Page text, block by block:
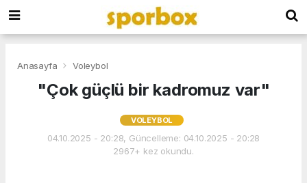
Anasayfa Voleybol
"Çok güçlü bir kadromuz var"
VOLEYBOL
04.10.2025 - 20:28, Güncelleme: 04.10.2025 - 20:28
2967+ kez okundu.